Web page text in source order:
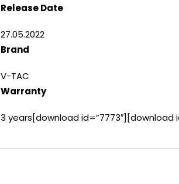
Release Date
27.05.2022
Brand
V-TAC
Warranty
3 years[download id=”7773″][download